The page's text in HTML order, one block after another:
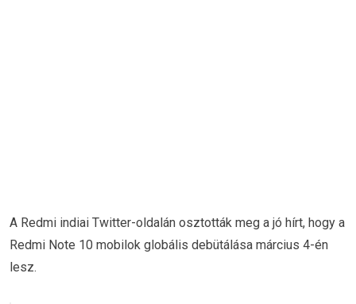
A Redmi indiai Twitter-oldalán osztották meg a jó hírt, hogy a
Redmi Note 10 mobilok globális debütálása március 4-én
lesz.